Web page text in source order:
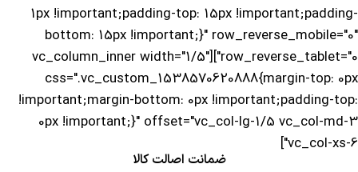
1px !important;padding-top: 15px !important;padding-
bottom: 15px !important;}" row_reverse_mobile="0"
row_reverse_tablet="0"][vc_column_inner width="1/5"
css=".vc_custom_1538570620888{margin-top: 0px
!important;margin-bottom: 0px !important;padding-top:
0px !important;}" offset="vc_col-lg-1/5 vc_col-md-3
vc_col-xs-6"]
ضمانت اصالت کالا